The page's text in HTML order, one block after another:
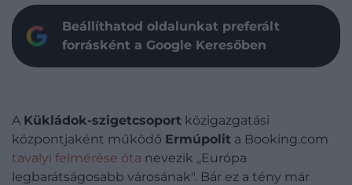
Beállíthatod oldalunkat preferált
forrásként a Google Keresőben
A Kükládok-szigetcsoport közigazgatási
központjaként működő Ermúpolit a Booking.com
tavalyi felmérése óta nevezik „Európa
legbarátságosabb városának". Bár ez a tény már